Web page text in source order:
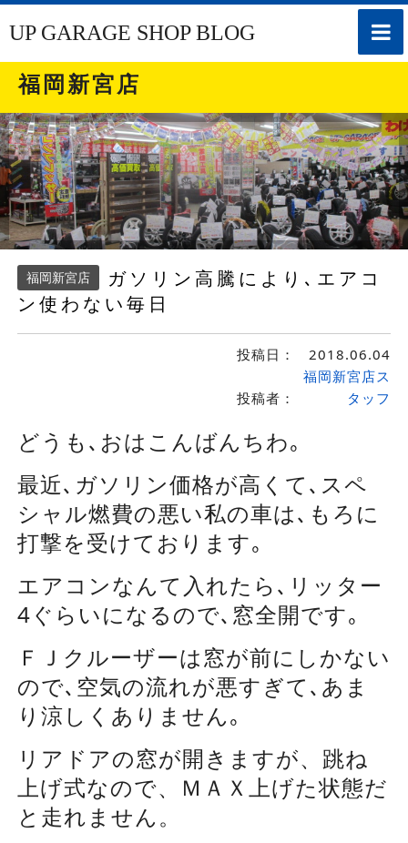
toggle
UP GARAGE SHOP BLOG
福岡新宮店
福岡新宮店
ガソリン高騰により､エアコ
ン使わない毎日
投稿日： 2018.06.04
投稿者：
福岡新宮店ス
タッフ
どうも､おはこんばんちわ｡
最近､ガソリン価格が高くて､スペ
シャル燃費の悪い私の車は､もろに
打撃を受けております｡
エアコンなんて入れたら､リッター
4ぐらいになるので､窓全開です｡
ＦＪクルーザーは窓が前にしかない
ので､空気の流れが悪すぎて､あま
り涼しくありません｡
リアドアの窓が開きますが、跳ね
上げ式なので、ＭＡＸ上げた状態だ
と走れません。